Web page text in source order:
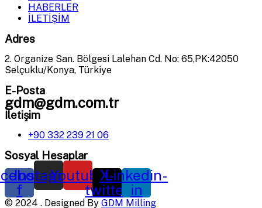
HABERLER
İLETİŞİM
Adres
2. Organize San. Bölgesi Lalehan Cd. No: 65,PK:42050
Selçuklu/Konya, Türkiye
E-Posta
gdm@gdm.com.tr
İletişim
+90 332 239 21 06
Sosyal Hesaplar
f
Instagram
YoutubeX-
twitter
Linkedin-
in
© 2024 . Designed By GDM Milling